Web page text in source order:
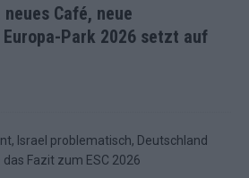
Café, neue
Park 2026 setzt auf